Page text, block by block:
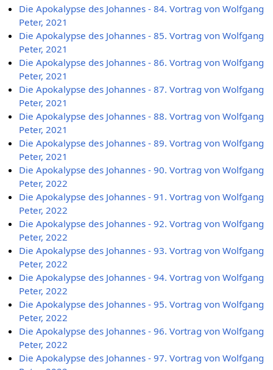
Die Apokalypse des Johannes - 84. Vortrag von Wolfgang
Peter, 2021
Die Apokalypse des Johannes - 85. Vortrag von Wolfgang
Peter, 2021
Die Apokalypse des Johannes - 86. Vortrag von Wolfgang
Peter, 2021
Die Apokalypse des Johannes - 87. Vortrag von Wolfgang
Peter, 2021
Die Apokalypse des Johannes - 88. Vortrag von Wolfgang
Peter, 2021
Die Apokalypse des Johannes - 89. Vortrag von Wolfgang
Peter, 2021
Die Apokalypse des Johannes - 90. Vortrag von Wolfgang
Peter, 2022
Die Apokalypse des Johannes - 91. Vortrag von Wolfgang
Peter, 2022
Die Apokalypse des Johannes - 92. Vortrag von Wolfgang
Peter, 2022
Die Apokalypse des Johannes - 93. Vortrag von Wolfgang
Peter, 2022
Die Apokalypse des Johannes - 94. Vortrag von Wolfgang
Peter, 2022
Die Apokalypse des Johannes - 95. Vortrag von Wolfgang
Peter, 2022
Die Apokalypse des Johannes - 96. Vortrag von Wolfgang
Peter, 2022
Die Apokalypse des Johannes - 97. Vortrag von Wolfgang